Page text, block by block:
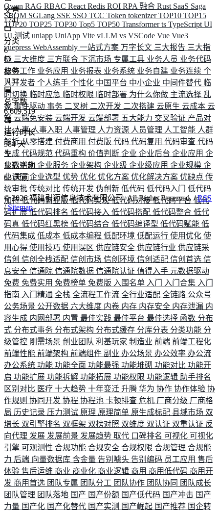
Qwen RAG RBAC React Redis ROI RPA 融合 Rust SaaS Saga
SBOM SGLang SSE SSO TCC Token tokenizerTOP10 TOP15
TOP20 TOP25 TOP30 Top5 TOP50 Transformerts TypeScript UI
UI 测试 uniapp UniApp Vite vLLM vs VSCode Vue Vue3
vuepress WebAssembly 一站式方案 万字长文 三大报告 三大指
标 三大维度 三方联合 下沉市场 专属工具 业务人员 业务代码
业务工作 业务应用 业务报表 业务系统 业务自建 业务连续 个
人开发者 个人练手 个性化 中国平台 中小企业 中间件替代 临
时切换 临时应急 临时权限 临时部署 为什么你做 主流选择 乱
象 事件驱动 事务 二叉树 二次开发 二次搭建 云原生 云成本 云
端 云端免安装 云端开发 云端部署 五大能力 交叉验证 产品对
比人事人事入职 人事管理 人力资源 人员管理 人工智能 人群
解析从零搭建 付费商用 付费版 代码 代码复用 代码审查 代码
生成 代码规范 代码重构 价值判断 企业 企业后台 企业应用 企
业数字化 企业服务 企业架构 企业级 企业级应用 企业规模 企
业调研企业选型 优势 优化 优化方案 优化解决方案 优缺点 传
统审批 传统对比 传统开发 伪创新 低代码 低代码入门 低代码
加持低代码商业版低代码实现低代码对接低代码平台 低代
码扩展低代码排名 低代码接入 低代码搭配 低代码整合 低代
码真 低代码红黑榜 低代码结合 低代码编译型 低代码赋能 低
代码集成 低成本 低成本编程 低配环境 低配运行 使用优化 使
用心得 使用技巧 使用误区 供应链安全 供应链行业 供应链采
信创 信创全栈适配 信创市场 信创环境 信创适配 信创首选 信
息安全 信通院 信通院数据 信通院认证 值得入手 元数据驱动
免费 免费实用 免费榜单 免费版 入围名单 入门 入门合集 入门
指南 入门精通 全栈 全流程工作流 全行业适配 全链路 公众号
公务场景 公开数据 六大维度 内卷 内存 内存安全 内存泄漏 内
容生成 内网部署 内置 最佳实践 最佳平台 最佳选择 函数 分布
式 分布式事务 分布式架构 分布式缓存 分库分表 分类功能 分
级管控 刚需场景 创业团队 利基玩家 制造业 前端 前端工程化
前端性能 前端架构 前端组件 副业 办公场景 办公效率 办公流
办公系统 功能 功能全面 功能最强 功能堆砌 功能对比 功能开
启 功能扩展 功能拆解 功能拓展 功能权限 功能逻辑 助手排名
区别对比 医疗 十大趋势 十年变迁 升腾 华为 协作 协作体验 协
作规则 协同开发 协程 协程池 卡顿排查 危机 厂商分级 厂商格
局 历史记录 压力测试 原理 原理简单 原生成标配 县域市场 双
增长 双引擎排名 双框架 双榜对照 双维度 双认证 双重认证 反
向代理 发展 发展前景 发展趋势 取代 口碑排名 可视化 可视化
引擎 可观测性 合规功能 合规安全 合规权限 合规管理 合规能
力 后端 向量数据库 含金量 告别噱头 告别编码 员工应用 售后
体验 售后运维 商业 商业化 商业逻辑 商用 商用低代码 商用开
发 商用首选 团队专属 团队分工 团队协作 团队协同 团队成长
团队管理 团队落地 国产 国产份额 国产低代码 国产冲击 国产
力量 国产化 国产化替代 国产实测 国产崛起 国产推荐 国企转
文章
1741
分类
6
标签
1132
总字数
6,609,519
运行时长
584 天
最后活动
63 天前
©2026福建引迈信息技术有限公司. All Rights Reserved. /RSS
/Sitemap